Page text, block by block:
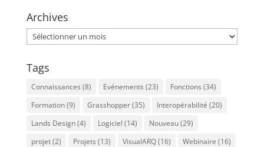
Archives
Archives
Tags
Connaissances (8) Evénements (23) Fonctions (34)
Formation(9) Grasshopper(35) Interopérabilité (20)
Lands Design(4) Logiciel (14) Nouveau(29)
projet(2) Projets (13) VisualARQ(16) Webinaire (16)